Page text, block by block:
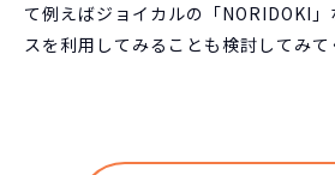
て例えばジョイカルの「NORIDOKI
スを利用してみることも検討してみて